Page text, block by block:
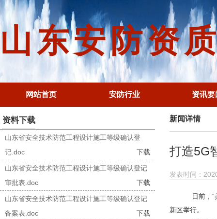
山东安防资
网站首页 安防行业 资讯要
资料下载
山东省安全技术防范工程设计施工等级确认登
记.doc
下载
山东省安全技术防范工程设计施工等级确认登记
审批表.doc
下载
山东省安全技术防范工程设计施工等级确认登记
备案表.doc
下载
新闻详情
打造5G
发表时间：
日前，“美
新区举行。